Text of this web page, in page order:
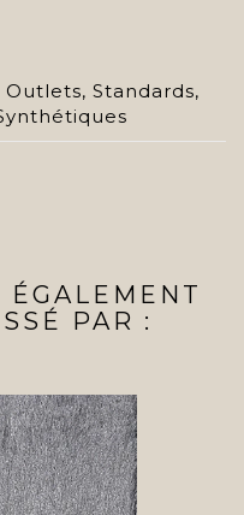
Outlets, Standards,
ÉGALEMENT
PAR :